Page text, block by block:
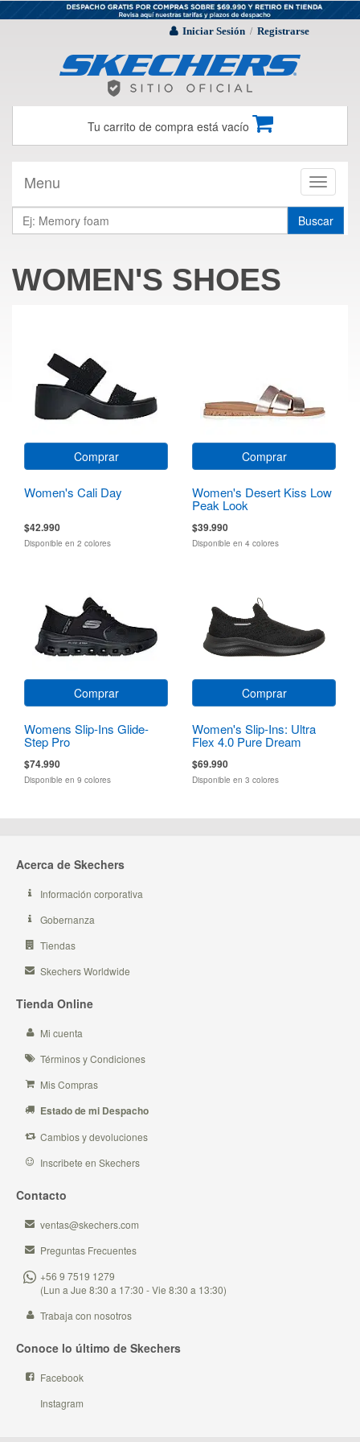
Iniciar Sesión / Registrarse
Tu carrito de compra está vacío
Toggle
Menu
Buscar
WOMEN'S SHOES
Comprar
Women's Cali Day
$42.990
Disponible en 2 colores
Comprar
Women's Desert Kiss Low
Peak Look
$39.990
Disponible en 4 colores
Comprar
Womens Slip-Ins Glide-
Step Pro
$74.990
Disponible en 9 colores
Comprar
Women's Slip-Ins: Ultra
Flex 4.0 Pure Dream
$69.990
Disponible en 3 colores
Acerca de Skechers
Información corporativa
Gobernanza
Tiendas
Skechers Worldwide
Tienda Online
Mi cuenta
Términos y Condiciones
Mis Compras
Estado de mi Despacho
Cambios y devoluciones
Inscribete en Skechers
Contacto
ventas@skechers.com
Preguntas Frecuentes
+56 9 7519 1279
(Lun a Jue 8:30 a 17:30 - Vie 8:30 a 13:30)
Trabaja con nosotros
Conoce lo último de Skechers
Facebook
Instagram